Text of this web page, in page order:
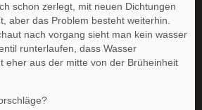
schon zerlegt, mit neuen Dichtungen
aber das Problem besteht weiterhin.
nach vorgang sieht man kein wasser
runterlaufen, dass Wasser
eher aus der mitte von der Brüheinheit